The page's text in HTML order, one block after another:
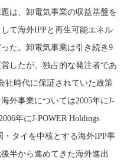
は、卸電気事業の収益基盤を
て海外IPPと再生可能エネル
た。卸電気事業は引き続き9
したが、独占的な発注者であ
社時代に保証されていた政策
外事業については2005年にJ-
年にJ-POWER Holdings
タイを中核とする海外IPP事
半から進めてきた海外進出